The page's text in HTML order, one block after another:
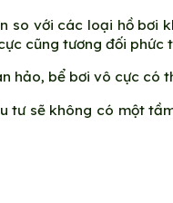
so với các loại hồ bơi
cũng tương đối
hảo, bể bơi vô cực có
sẽ không có một